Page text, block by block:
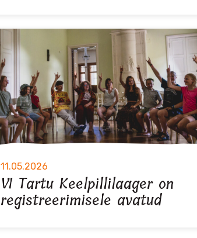
11.05.2026
VI Tartu Keelpillilaager on
registreerimisele avatud